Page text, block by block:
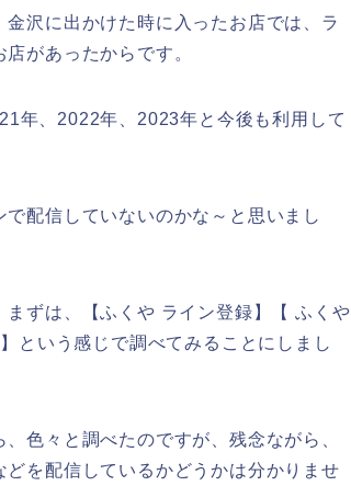
沢に出かけた時に入ったお店では、ラ
があったからです。
年、2022年、2023年と今後も利用して
配信していないのかな～と思いまし
ずは、【ふくや ライン登録】【 ふくや
という感じで調べてみることにしまし
色々と調べたのですが、残念ながら、
を配信しているかどうかは分かりませ